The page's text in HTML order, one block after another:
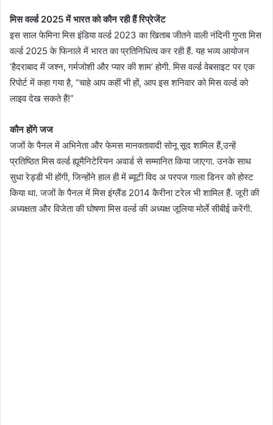
मिस वर्ल्ड 2025 में भारत को कौन रही हैं रिप्रेजेंट
इस साल फेमिना मिस इंडिया वर्ल्ड 2023 का खिताब जीतने वाली नंदिनी गुप्ता मिस
वर्ल्ड 2025 के फिनाले में भारत का प्रतिनिधित्व कर रही हैं. यह भव्य आयोजन
‘हैदराबाद में जश्न, गर्मजोशी और प्यार की शाम’ होगी. मिस वर्ल्ड वेबसाइट पर एक
रिपोर्ट में कहा गया है, “चाहे आप कहीं भी हों, आप इस शनिवार को मिस वर्ल्ड को
लाइव देख सकते हैं!”
कौन होंगे जज
जजों के पैनल में अभिनेता और फेमस मानवतावादी सोनू सूद शामिल हैं,उन्हें
प्रतिष्ठित मिस वर्ल्ड ह्यूमैनिटेरियन अवार्ड से सम्मानित किया जाएगा. उनके साथ
सुधा रेड्डी भी होंगी, जिन्होंने हाल ही में ब्यूटी विद अ परपज गाला डिनर को होस्ट
किया था. जजों के पैनल में मिस इंग्लैंड 2014 कैरीना टरेल भी शामिल हैं. जूरी की
अध्यक्षता और विजेता की घोषणा मिस वर्ल्ड की अध्यक्ष जूलिया मोर्ले सीबीई करेंगी.